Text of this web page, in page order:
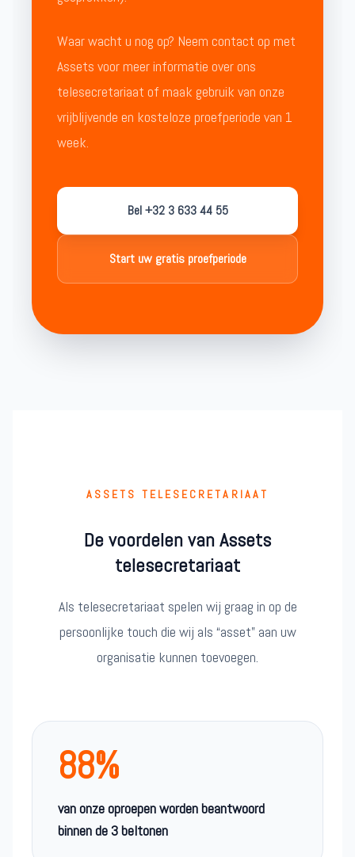
Waar wacht u nog op? Neem contact op met
Assets voor meer informatie over ons
telesecretariaat of maak gebruik van onze
vrijblijvende en kosteloze proefperiode van 1
week.
Bel +32 3 633 44 55
Start uw gratis proefperiode
ASSETS TELESECRETARIAAT
De voordelen van Assets
telesecretariaat
Als telesecretariaat spelen wij graag in op de
persoonlijke touch die wij als “asset” aan uw
organisatie kunnen toevoegen.
88%
van onze oproepen worden beantwoord
binnen de 3 beltonen